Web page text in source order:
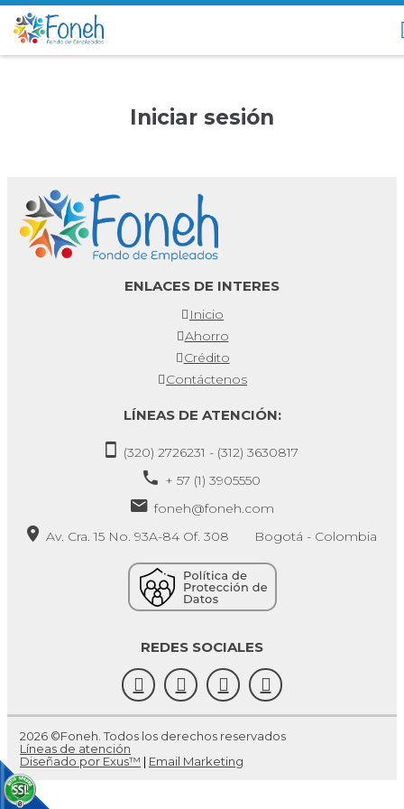
Iniciar sesión
ENLACES DE INTERES
Inicio
Ahorro
Crédito
Contáctenos
LÍNEAS DE ATENCIÓN:
(320) 2726231 - (312) 3630817
+ 57 (1) 3905550
foneh@foneh.com
Av. Cra. 15 No. 93A-84 Of. 308 Bogotá - Colombia
REDES SOCIALES
2026 ©Foneh. Todos los derechos reservados
Líneas de atención
Diseñado por Exus™ | Email Marketing